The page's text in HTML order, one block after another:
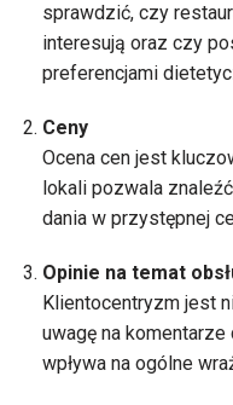
sprawdzić, czy
interesują oraz czy
preferencjami
Ceny
Ocena cen jest
lokali pozwala
dania w przystępnej
Opinie na temat
Klientocentryzm jest
uwagę na
wpływa na ogólne